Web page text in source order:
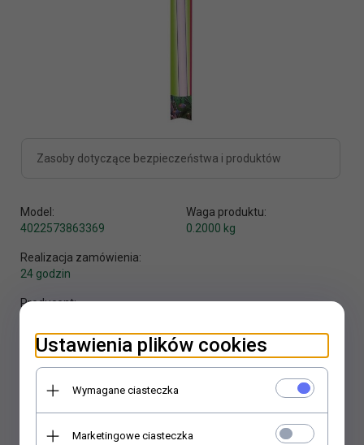
Zasoby dotyczące bezpieczeństwa i produktów
Model:
4022573863369
Waga produktu:
0.2000 kg
Realizacja zamówienia:
24 godzin
Producent:
KUP TERAZ!
Ustawienia plików cookies
Wymagane ciasteczka
Marketingowe ciasteczka